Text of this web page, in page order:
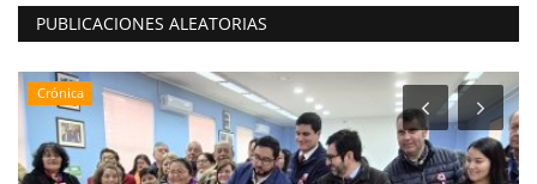
PUBLICACIONES ALEATORIAS
Crónica